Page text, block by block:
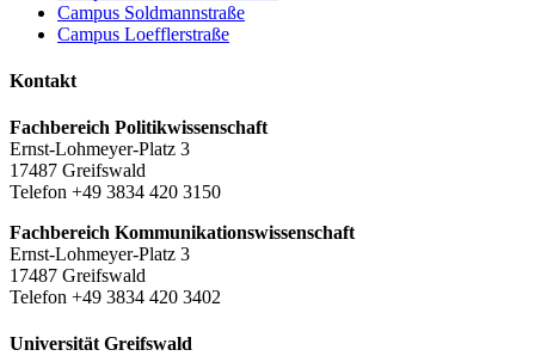
Campus Soldmannstraße
Campus Loefflerstraße
Kontakt
Fachbereich Politikwissenschaft
Ernst-Lohmeyer-Platz 3
17487 Greifswald
Telefon +49 3834 420 3150
Fachbereich Kommunikationswissenschaft
Ernst-Lohmeyer-Platz 3
17487 Greifswald
Telefon +49 3834 420 3402
Universität Greifswald